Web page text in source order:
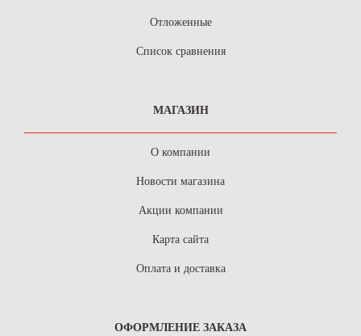
Отложенные
Список сравнения
МАГАЗИН
О компании
Новости магазина
Акции компании
Карта сайта
Оплата и доставка
ОФОРМЛЕНИЕ ЗАКАЗА